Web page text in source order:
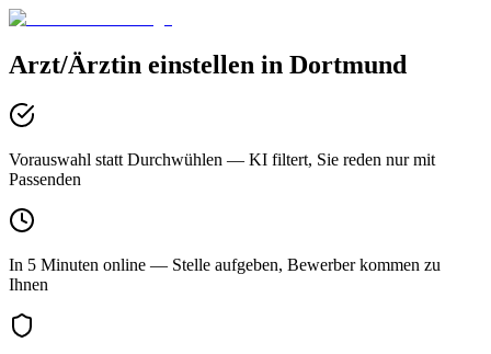
Arzt/Ärztin einstellen in Dortmund
Vorauswahl statt Durchwühlen — KI filtert, Sie reden nur mit
Passenden
In 5 Minuten online — Stelle aufgeben, Bewerber kommen zu
Ihnen